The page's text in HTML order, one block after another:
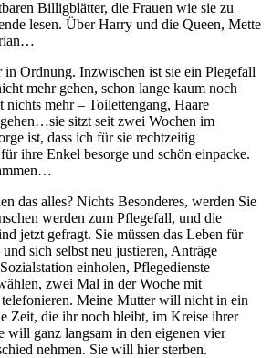
Billigblätter, die Frauen wie sie zu
lesen. Über Harry und die Queen, Mette
in Ordnung. Inzwischen ist sie ein Plegefall
mehr gehen, schon lange kaum noch
mehr – Toilettengang, Haare
sitzt seit zwei Wochen im
ist, dass ich für sie rechtzeitig
ihre Enkel besorge und schön einpacke.
das alles? Nichts Besonderes, werden Sie
werden zum Pflegefall, und die
jetzt gefragt. Sie müssen das Leben für
sich selbst neu justieren, Anträge
einholen, Pflegedienste
zwei Mal in der Woche mit
Meine Mutter will nicht in ein
Zeit, die ihr noch bleibt, im Kreise ihrer
will ganz langsam in den eigenen vier
nehmen. Sie will hier sterben.